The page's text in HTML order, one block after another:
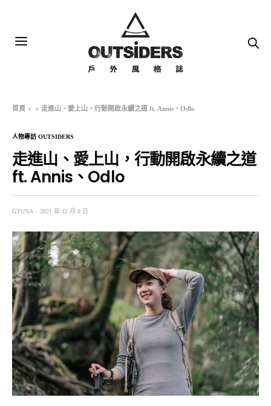
首頁 »走進山、愛上山，行動開啟永續之道 ft. Annis、Odlo
人物專訪 OUTSIDERS
走進山、愛上山，行動開啟永續之道
ft. Annis、Odlo
GYUNA 2021 年 12 月 8 日